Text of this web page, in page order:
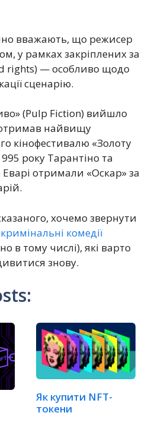
вважають, що режисер
у рамках закріплених за
rights) — особливо щодо
сценарію.
(Pulp Fiction) вийшло
найвищу
кінофестивалю «Золоту
року Тарантіно та
отримали «Оскар» за
хочемо звернути
комедії
в тому числі), які варто
знову.
Як купити NFT-
токени